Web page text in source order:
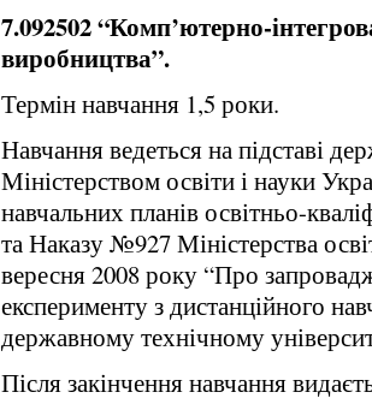
7.092502 “Комп’ютерно-
виробництва”.
Термін навчання 1,5 роки.
Навчання ведеться на підставі
Міністерством освіти і науки
навчальних планів освітньо-
та Наказу №927 Міністерства
вересня 2008 року “Про
експерименту з дистанційного
державному технічному
Після закінчення навчання